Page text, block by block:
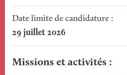
Date limite de candidature
29 juillet 2026
Missions et activités